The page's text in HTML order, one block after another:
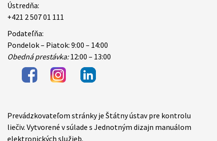
Ústredňa:
+421 2 507 01 111
Podateľňa:
Pondelok – Piatok: 9:00 – 14:00
Obedná prestávka:12:00 – 13:00
Items
Prevádzkovateľom stránky je Štátny ústav pre kontrolu
liečiv. Vytvorené v súlade s Jednotným dizajn manuálom
elektronických služieb.